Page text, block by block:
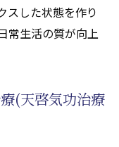
スした状態を作り
常生活の質が向上
(天啓気功治療